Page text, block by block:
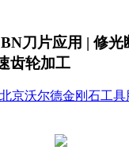
刀片应用 | 修光
齿轮加工
北京沃尔德金刚石工具